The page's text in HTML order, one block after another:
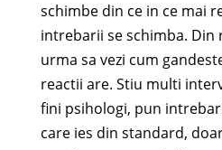
schimbe din ce in ce mai
intrebarii se schimba. Din
urma sa vezi cum
reactii are. Stiu multi
fini psihologi, pun
care ies din standard,